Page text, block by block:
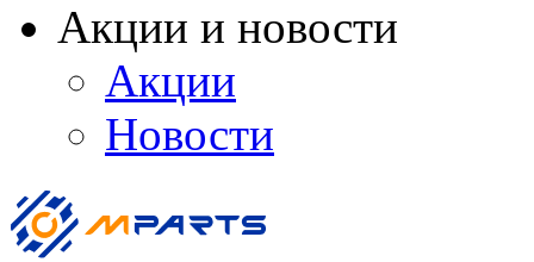
Акции и новости
Акции
Новости